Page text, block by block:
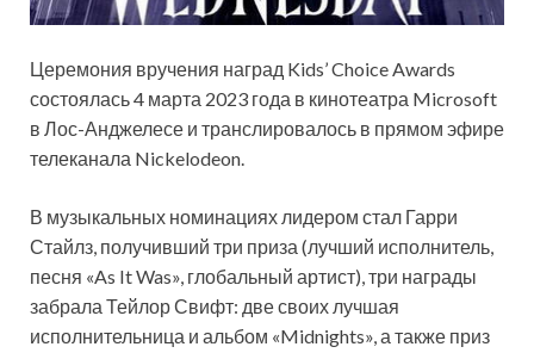
Церемония вручения наград Kids’ Choice Awards
состоялась 4 марта 2023 года в кинотеатра Microsoft
в Лос-Анджелесе и транслировалось в прямом эфире
телеканала Nickelodeon.
В музыкальных номинациях лидером стал Гарри
Стайлз, получивший три приза (лучший исполнитель,
песня «As It Was», глобальный артист), три награды
забрала Тейлор Свифт: две своих лучшая
исполнительница и альбом «Midnights», а также приз